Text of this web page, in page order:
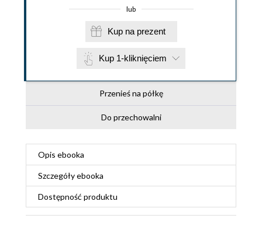
lub
Kup na prezent
Kup 1-kliknięciem
Przenieś na półkę
Do przechowalni
Opis ebooka
Szczegółyebooka
Dostępność produktu